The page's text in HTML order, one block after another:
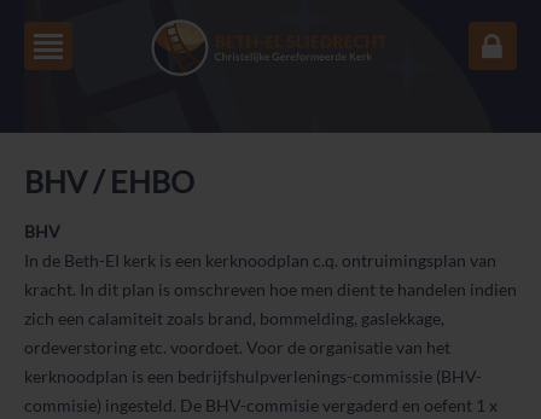
BHV / EHBO
BHV
In de Beth-EI kerk is een kerknoodplan c.q. ontruimingsplan van
kracht. In dit plan is omschreven hoe men dient te handelen indien
zich een calamiteit zoals brand, bommelding, gaslekkage,
ordeverstoring etc. voordoet. Voor de organisatie van het
kerknoodplan is een bedrijfshulpverlenings-commissie (BHV-
commisie) ingesteld. De BHV-commisie vergaderd en oefent 1 x